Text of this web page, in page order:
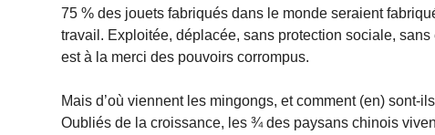
75 % des jouets fabriqués dans le monde seraient
travail. Exploitée, déplacée, sans protection sociale,
est à la merci des pouvoirs corrompus.
Mais d’où viennent les mingongs, et comment (en) sont-
Oubliés de la croissance, les ¾ des paysans chinois